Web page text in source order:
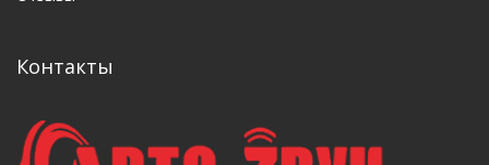
Контакты